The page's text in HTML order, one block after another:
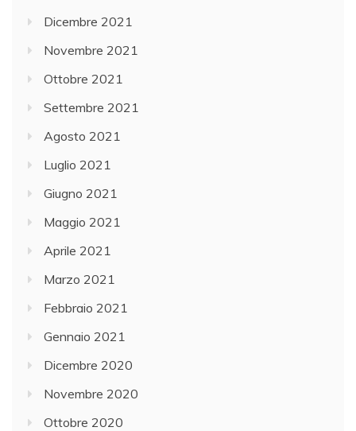
Dicembre 2021
Novembre 2021
Ottobre 2021
Settembre 2021
Agosto 2021
Luglio 2021
Giugno 2021
Maggio 2021
Aprile 2021
Marzo 2021
Febbraio 2021
Gennaio 2021
Dicembre 2020
Novembre 2020
Ottobre 2020